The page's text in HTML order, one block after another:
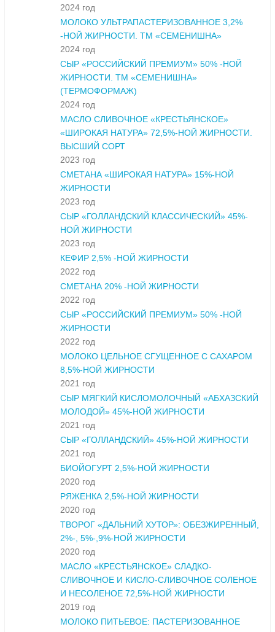
2024 год
МОЛОКО УЛЬТРАПАСТЕРИЗОВАННОЕ 3,2%
-НОЙ ЖИРНОСТИ. ТМ «СЕМЕНИШНА»
2024 год
СЫР «РОССИЙСКИЙ ПРЕМИУМ» 50% -НОЙ
ЖИРНОСТИ. ТМ «СЕМЕНИШНА»
(ТЕРМОФОРМАЖ)
2024 год
МАСЛО СЛИВОЧНОЕ «КРЕСТЬЯНСКОЕ»
«ШИРОКАЯ НАТУРА» 72,5%-НОЙ ЖИРНОСТИ.
ВЫСШИЙ СОРТ
2023 год
СМЕТАНА «ШИРОКАЯ НАТУРА» 15%-НОЙ
ЖИРНОСТИ
2023 год
СЫР «ГОЛЛАНДСКИЙ КЛАССИЧЕСКИЙ» 45%-
НОЙ ЖИРНОСТИ
2023 год
КЕФИР 2,5% -НОЙ ЖИРНОСТИ
2022 год
СМЕТАНА 20% -НОЙ ЖИРНОСТИ
2022 год
СЫР «РОССИЙСКИЙ ПРЕМИУМ» 50% -НОЙ
ЖИРНОСТИ
2022 год
МОЛОКО ЦЕЛЬНОЕ СГУЩЕННОЕ С САХАРОМ
8,5%-НОЙ ЖИРНОСТИ
2021 год
СЫР МЯГКИЙ КИСЛОМОЛОЧНЫЙ «АБХАЗСКИЙ
МОЛОДОЙ» 45%-НОЙ ЖИРНОСТИ
2021 год
СЫР «ГОЛЛАНДСКИЙ» 45%-НОЙ ЖИРНОСТИ
2021 год
БИОЙОГУРТ 2,5%-НОЙ ЖИРНОСТИ
2020 год
РЯЖЕНКА 2,5%-НОЙ ЖИРНОСТИ
2020 год
ТВОРОГ «ДАЛЬНИЙ ХУТОР»: ОБЕЗЖИРЕННЫЙ,
2%-, 5%-,9%-НОЙ ЖИРНОСТИ
2020 год
МАСЛО «КРЕСТЬЯНСКОЕ» СЛАДКО-
СЛИВОЧНОЕ И КИСЛО-СЛИВОЧНОЕ СОЛЕНОЕ
И НЕСОЛЕНОЕ 72,5%-НОЙ ЖИРНОСТИ
2019 год
МОЛОКО ПИТЬЕВОЕ: ПАСТЕРИЗОВАННОЕ